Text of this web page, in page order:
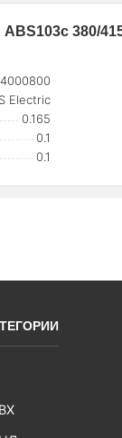
380/
Electric
0.165
0.1
0.1